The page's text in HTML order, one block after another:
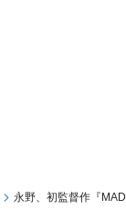
永野、初監督作『